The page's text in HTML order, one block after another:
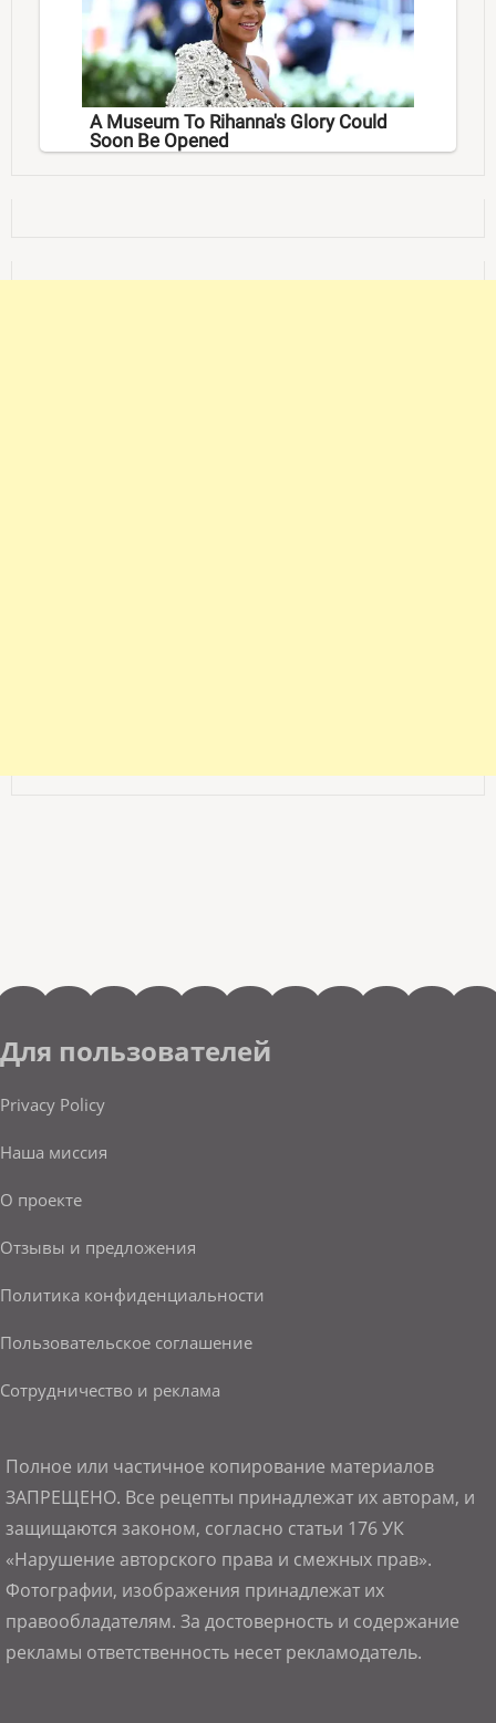
A Museum To Rihanna's Glory Could
Soon Be Opened
Для пользователей
Privacy Policy
Наша миссия
О проекте
Отзывы и предложения
Политика конфиденциальности
Пользовательское соглашение
Сотрудничество и реклама
Полное или частичное копирование материалов
ЗАПРЕЩЕНО. Все рецепты принадлежат их авторам, и
защищаются законом, согласно статьи 176 УК
«Нарушение авторского права и смежных прав».
Фотографии, изображения принадлежат их
правообладателям. За достоверность и содержание
рекламы ответственность несет рекламодатель.